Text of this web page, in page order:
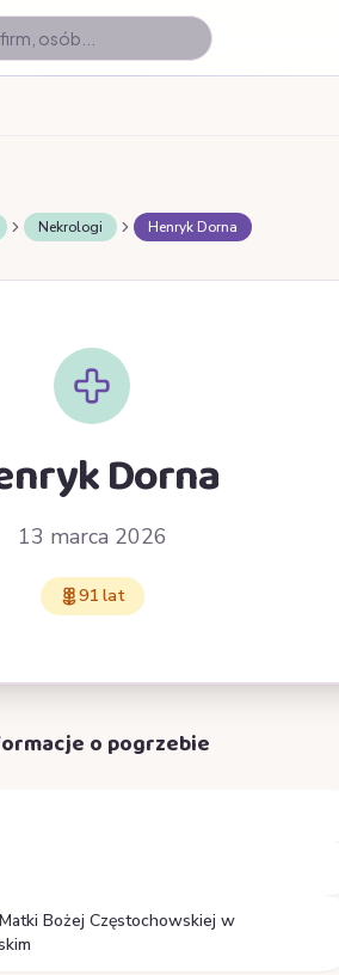
Nekrologi Henryk Dorna
Dorna
13 marca 2026
91 lat
o pogrzebie
Bożej Częstochowskiej w